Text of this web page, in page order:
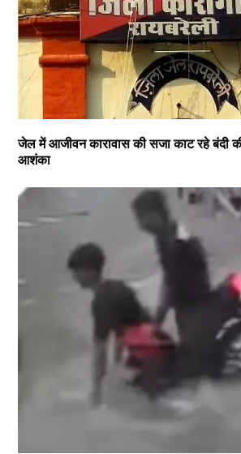
जेल में आजीवन कारावास की सजा काट रहे बंदी
आशंका